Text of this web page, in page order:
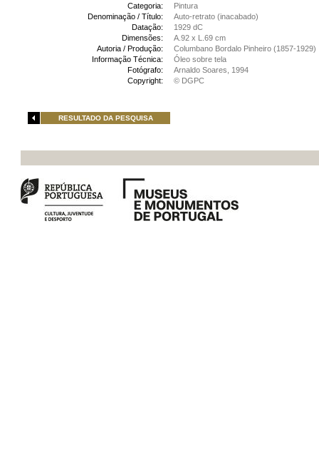
Categoria:
Pintura
Denominação / Título:
Auto-retrato (inacabado)
Datação:
1929 dC
Dimensões:
A.92 x L.69 cm
Autoria / Produção:
Columbano Bordalo Pinheiro (1857-1929)
Informação Técnica:
Óleo sobre tela
Fotógrafo:
Arnaldo Soares, 1994
Copyright:
© DGPC
RESULTADO DA PESQUISA